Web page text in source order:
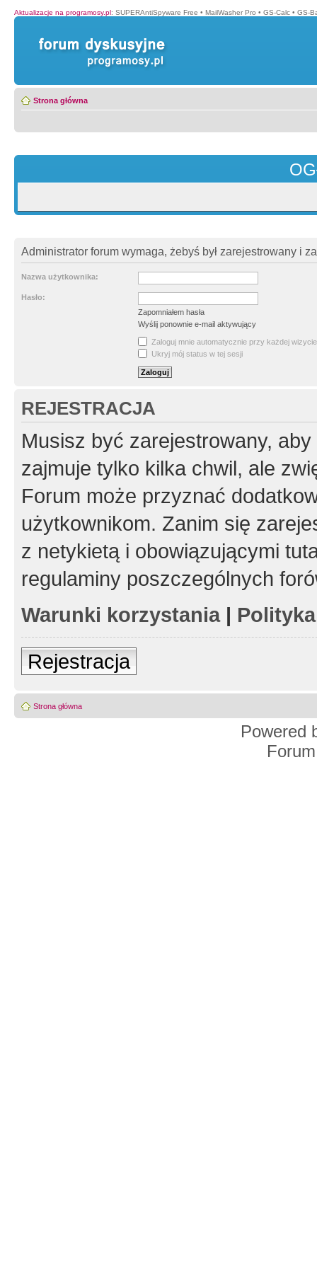
Aktualizacje na programosy.pl: SUPERAntiSpyware Free • MailWasher Pro • GS-Calc • GS-
Strona główna
Administrator forum wymaga, żebyś był zarejestrowany i
Nazwa użytkownika:
Hasło:
Zapomniałem hasła
Wyślij ponownie e-mail aktywujący
Zaloguj mnie automatycznie przy każdej wizycie
Ukryj mój status w tej sesji
REJESTRACJA
Musisz być zarejestrowany,
zajmuje tylko kilka chwil, ale
Forum może przyznać
użytkownikom. Zanim się
z netykietą i obowiązującymi
regulaminy poszczególnych
Warunki korzystania|
Rejestracja
Strona główna
Powered